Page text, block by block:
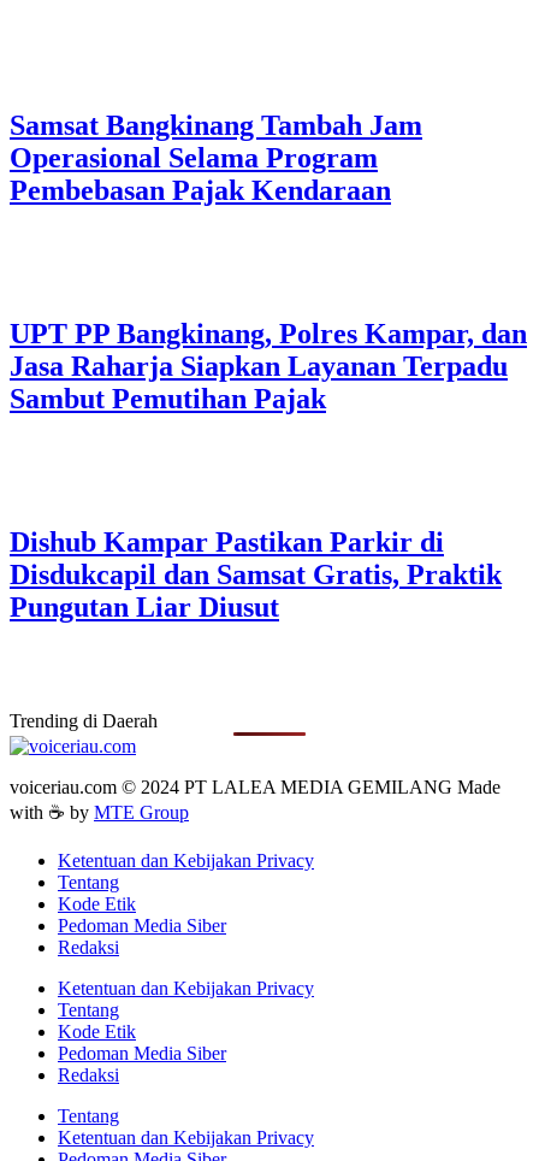
Samsat Bangkinang Tambah Jam
Operasional Selama Program
Pembebasan Pajak Kendaraan
UPT PP Bangkinang, Polres Kampar, dan
Jasa Raharja Siapkan Layanan Terpadu
Sambut Pemutihan Pajak
Dishub Kampar Pastikan Parkir di
Disdukcapil dan Samsat Gratis, Praktik
Pungutan Liar Diusut
Trending di Daerah
voiceriau.com © 2024 PT LALEA MEDIA GEMILANG Made
with ☕ by MTE Group
Ketentuan dan Kebijakan Privacy
Tentang
Kode Etik
Pedoman Media Siber
Redaksi
Ketentuan dan Kebijakan Privacy
Tentang
Kode Etik
Pedoman Media Siber
Redaksi
Tentang
Ketentuan dan Kebijakan Privacy